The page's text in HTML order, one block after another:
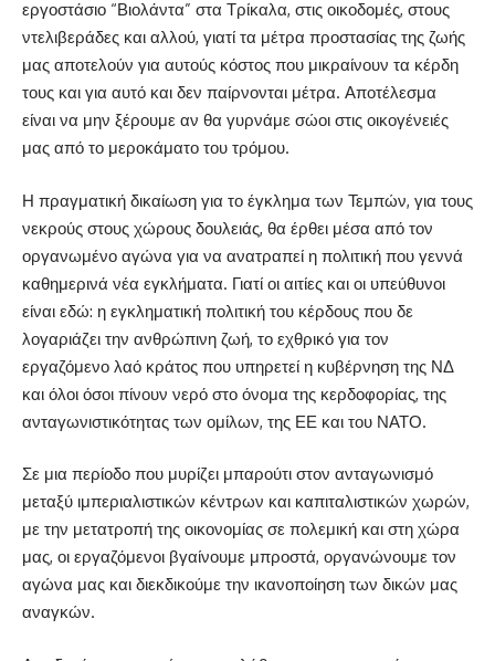
εργοστάσιο “Βιολάντα” στα Τρίκαλα, στις οικοδομές, στους
ντελιβεράδες και αλλού, γιατί τα μέτρα προστασίας της ζωής
μας αποτελούν για αυτούς κόστος που μικραίνουν τα κέρδη
τους και για αυτό και δεν παίρνονται μέτρα. Αποτέλεσμα
είναι να μην ξέρουμε αν θα γυρνάμε σώοι στις οικογένειές
μας από το μεροκάματο του τρόμου.
Η πραγματική δικαίωση για το έγκλημα των Τεμπών, για τους
νεκρούς στους χώρους δουλειάς, θα έρθει μέσα από τον
οργανωμένο αγώνα για να ανατραπεί η πολιτική που γεννά
καθημερινά νέα εγκλήματα. Γιατί οι αιτίες και οι υπεύθυνοι
είναι εδώ: η εγκληματική πολιτική του κέρδους που δε
λογαριάζει την ανθρώπινη ζωή, το εχθρικό για τον
εργαζόμενο λαό κράτος που υπηρετεί η κυβέρνηση της ΝΔ
και όλοι όσοι πίνουν νερό στο όνομα της κερδοφορίας, της
ανταγωνιστικότητας των ομίλων, της ΕΕ και του ΝΑΤΟ.
Σε μια περίοδο που μυρίζει μπαρούτι στον ανταγωνισμό
μεταξύ ιμπεριαλιστικών κέντρων και καπιταλιστικών χωρών,
με την μετατροπή της οικονομίας σε πολεμική και στη χώρα
μας, οι εργαζόμενοι βγαίνουμε μπροστά, οργανώνουμε τον
αγώνα μας και διεκδικούμε την ικανοποίηση των δικών μας
αναγκών.